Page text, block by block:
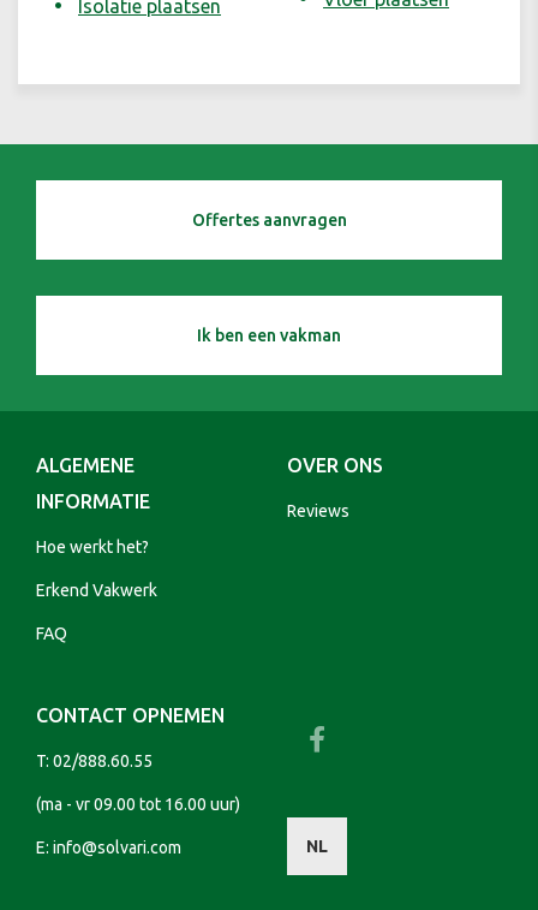
Isolatie plaatsen
Offertes aanvragen
Ik ben een vakman
ALGEMENE
INFORMATIE
Hoe werkt het?
Erkend Vakwerk
FAQ
OVER ONS
Reviews
CONTACT OPNEMEN
T: 02/888.60.55
(ma - vr 09.00 tot 16.00 uur)
E: info@solvari.com NL